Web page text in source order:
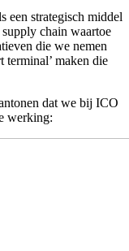
een strategisch middel
chain waartoe
die we nemen
terminal’ maken die
dat we bij ICO
werking: